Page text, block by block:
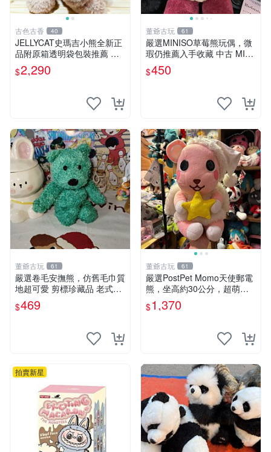
古色古香 40
JELLYCAT史瑪吉小熊全新正
品附原箱透明袋包裝推薦 透
明袋 包裝盒 史瑪吉小熊
$2,290
董爺古玩 61
嚴選MINISO草莓熊玩偶，微
瑕仍推薦入手收藏 中古 MINI
SO 草莓熊 玩具 收藏
$450
董爺古玩 61
嚴選卷毛安撫熊，仿舊毛巾質
地超可愛 剪標珍藏品 老式毛
巾質地 安撫熊 款式
$469
董爺古玩 61
嚴選PostPet Momo天使郵電
熊，坐高約30公分，超萌可
愛收藏首選 天使郵電熊 Mom
o熊 玩具
$1,370
拍賣新星